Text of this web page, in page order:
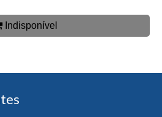
Indisponível